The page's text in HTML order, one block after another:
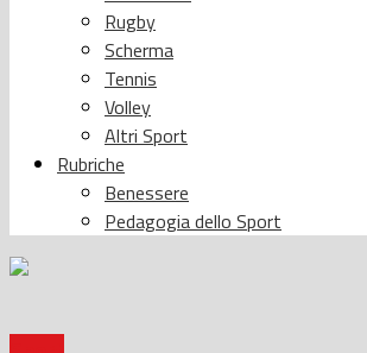
Rugby
Scherma
Tennis
Volley
Altri Sport
Rubriche
Benessere
Pedagogia dello Sport